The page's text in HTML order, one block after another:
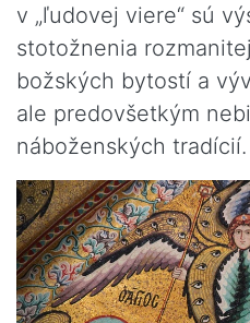
v „ľudovej viere“ sú
stotožnenia
božských bytostí a
ale predovšetkým
náboženských tradícií.